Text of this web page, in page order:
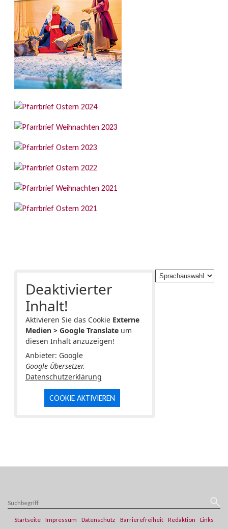
Deaktivierter
Inhalt!
Aktivieren Sie das Cookie Externe
Medien > Google Translateum
diesen Inhalt anzuzeigen!
Anbieter: Google
Google Übersetzer.
Datenschutzerklärung
COOKIE AKTIVIEREN
Startseite Impressum Datenschutz Barrierefreiheit Redaktion Links